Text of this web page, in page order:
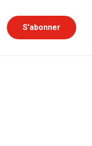
S’abonner